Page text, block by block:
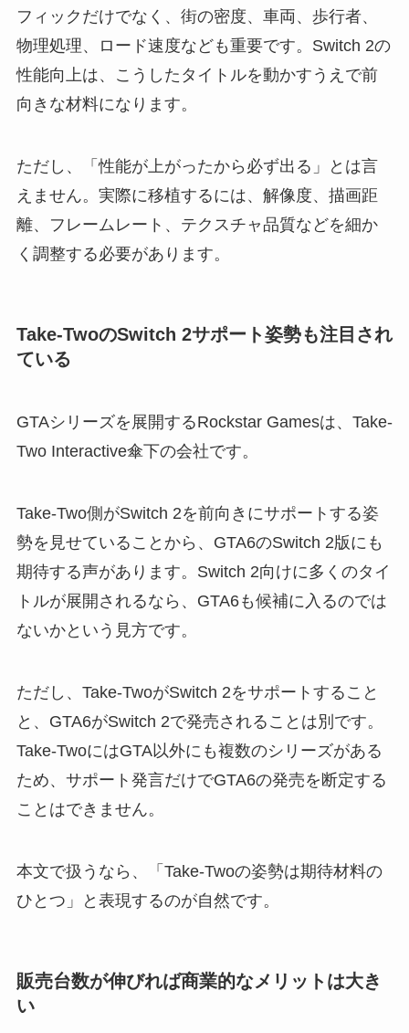
フィックだけでなく、街の密度、車両、歩行者、
物理処理、ロード速度なども重要です。Switch 2の
性能向上は、こうしたタイトルを動かすうえで前
向きな材料になります。
ただし、「性能が上がったから必ず出る」とは言
えません。実際に移植するには、解像度、描画距
離、フレームレート、テクスチャ品質などを細か
く調整する必要があります。
Take-TwoのSwitch 2サポート姿勢も注目され
ている
GTAシリーズを展開するRockstar Gamesは、Take-
Two Interactive傘下の会社です。
Take-Two側がSwitch 2を前向きにサポートする姿
勢を見せていることから、GTA6のSwitch 2版にも
期待する声があります。Switch 2向けに多くのタイ
トルが展開されるなら、GTA6も候補に入るのでは
ないかという見方です。
ただし、Take-TwoがSwitch 2をサポートすること
と、GTA6がSwitch 2で発売されることは別です。
Take-TwoにはGTA以外にも複数のシリーズがある
ため、サポート発言だけでGTA6の発売を断定する
ことはできません。
本文で扱うなら、「Take-Twoの姿勢は期待材料の
ひとつ」と表現するのが自然です。
販売台数が伸びれば商業的なメリットは大き
い